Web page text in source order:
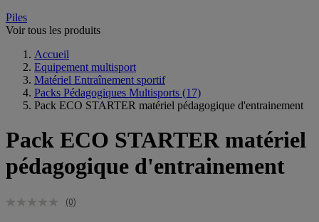
Piles
Voir tous les produits
Accueil
Equipement multisport
Matériel Entraînement sportif
Packs Pédagogiques Multisports (17)
Pack ECO STARTER matériel pédagogique d'entrainement
Pack ECO STARTER matériel
pédagogique d'entrainement
(0)